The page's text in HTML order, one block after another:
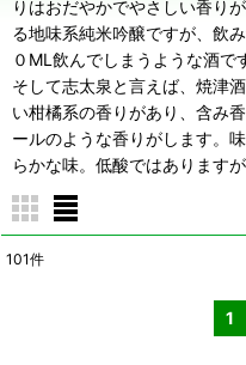
りはおだやかでやさしい香り
る地味系純米吟醸ですが、飲
０ML飲んでしまうような酒で
そして志太泉と言えば、焼津
い柑橘系の香りがあり、含み
ールのような香りがします。
らかな味。低酸ではあります
101件
1